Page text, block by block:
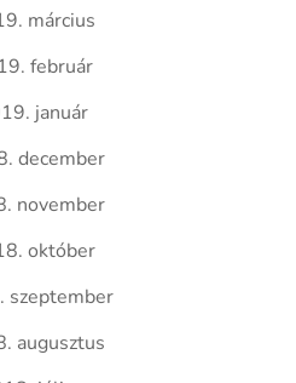
március
február
január
december
november
október
szeptember
augusztus